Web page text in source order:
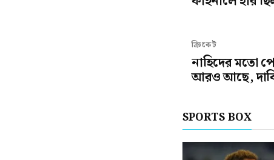
ক্রিকেট
নাহিদের মতো
আরও আছে,
SPORTS BOX